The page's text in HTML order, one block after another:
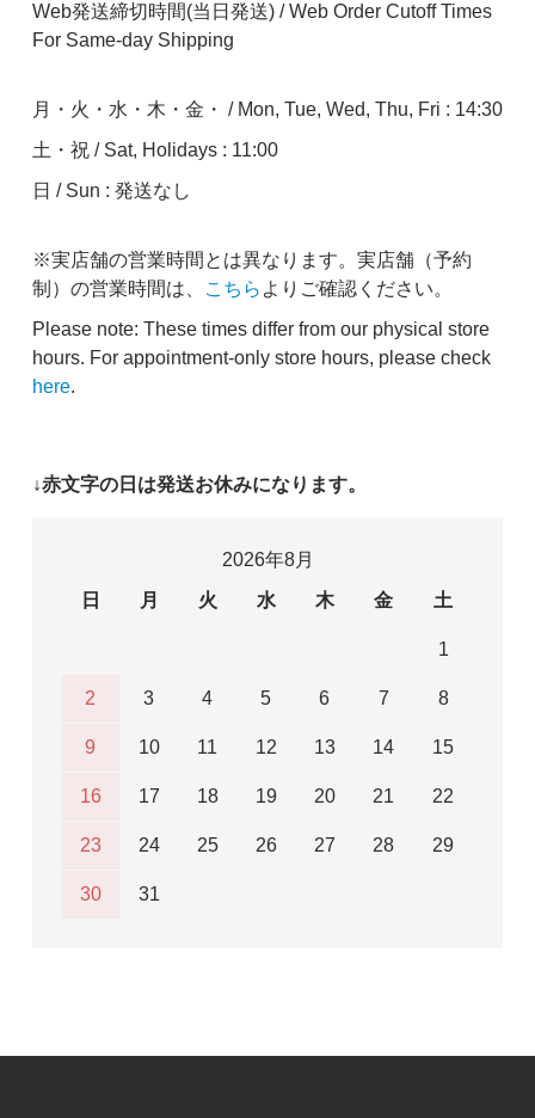
Web発送締切時間(当日発送) / Web Order Cutoff Times
For Same-day Shipping
月・火・水・木・金・ / Mon, Tue, Wed, Thu, Fri : 14:30
土・祝 / Sat, Holidays : 11:00
日 / Sun : 発送なし
※実店舗の営業時間とは異なります。実店舗（予約
制）の営業時間は、
こちら よりご確認ください。
Please note: These times differ from our physical store
hours. For appointment-only store hours, please check
here.
↓赤文字の日は発送お休みになります。
2026年8月
日
月 火 水 木 金 土
1
2 3 4 5 6 7 8
9 10 11 12 13 14 15
16 17 18 19 20 21 22
23 24 25 26 27 28 29
30 31